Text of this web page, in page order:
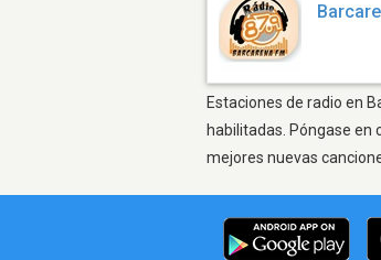
Estaciones de radio en
habilitadas. Póngase
mejores nuevas